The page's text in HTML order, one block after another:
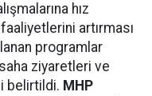
hız
artırması
programlar
ziyaretleri ve
belirtildi. MHP